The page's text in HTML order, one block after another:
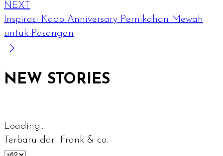
NEXT
Inspirasi Kado Anniversary Pernikahan Mewah
untuk Pasangan
NEW STORIES
Loading...
Terbaru dari Frank & co.